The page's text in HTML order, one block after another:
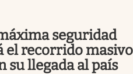
seguridad
el recorrido masivo
su llegada al país